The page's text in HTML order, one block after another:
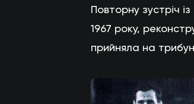
Повторну зустріч
1967 року,
прийняла на